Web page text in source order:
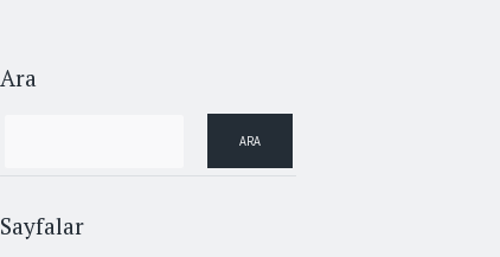
Ara
Sayfalar